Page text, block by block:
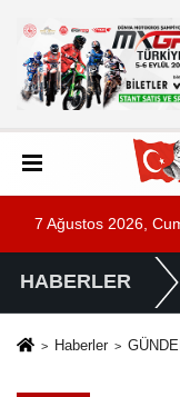
7 Ağustos 2026,
HABERLER
Haberler